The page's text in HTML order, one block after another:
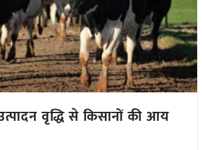
वृद्धि से किसानों की आय